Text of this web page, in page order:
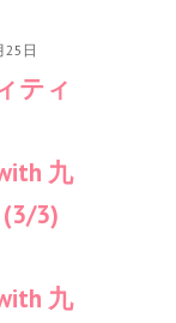
25日
ティ
九
3)
九